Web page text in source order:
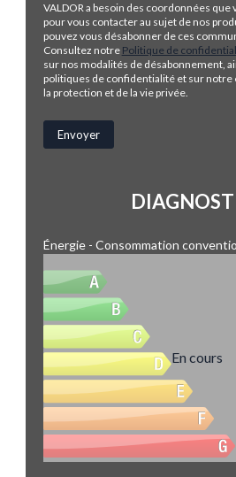
VALDOR a besoin des coordonnées
pour vous contacter au sujet de nos
pouvez vous désabonner de ces
Consultez notre Politique de
sur nos modalités de désabonnement,
politiques de confidentialité et sur notre
la protection et de la vie privée.
Énergie - Consommation
En cours